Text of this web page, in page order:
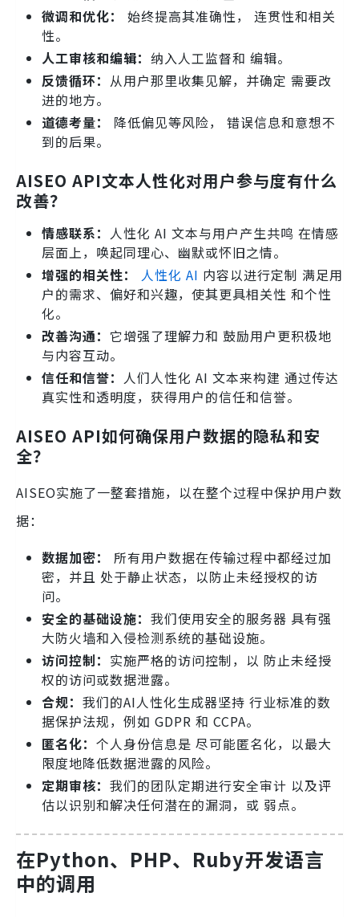
微调和优化：
始终提高其准确性， 连贯性和相关
性。
人工审核和编辑： 纳入人工监督和 编辑。
反馈循环： 从用户那里收集见解，并确定 需要改
进的地方。
道德考量： 降低偏见等风险， 错误信息和意想不
到的后果。
AISEO API文本人性化对用户参与度有什么
改善？
情感联系： 人性化 AI 文本与用户产生共鸣 在情感
层面上，唤起同理心、幽默或怀旧之情。
增强的相关性： 人性化 AI 内容以进行定制 满足用
户的需求、偏好和兴趣，使其更具相关性 和个性
化。
改善沟通： 它增强了理解力和 鼓励用户更积极地
与内容互动。
信任和信誉： 人们人性化 AI 文本来构建 通过传达
真实性和透明度，获得用户的信任和信誉。
AISEO API如何确保用户数据的隐私和安
全？
AISEO实施了一整套措施，以在整个过程中保护用户数
据：
数据加密：
所有用户数据在传输过程中都经过加
密，并且 处于静止状态，以防止未经授权的访
问。
安全的基础设施： 我们使用安全的服务器 具有强
大防火墙和入侵检测系统的基础设施。
访问控制： 实施严格的访问控制，以 防止未经授
权的访问或数据泄露。
合规： 我们的AI人性化生成器坚持 行业标准的数
据保护法规，例如 GDPR 和 CCPA。
匿名化： 个人身份信息是 尽可能匿名化，以最大
限度地降低数据泄露的风险。
定期审核： 我们的团队定期进行安全审计 以及评
估以识别和解决任何潜在的漏洞，或 弱点。
在Python、 PHP、 Ruby开发语言
中的调用